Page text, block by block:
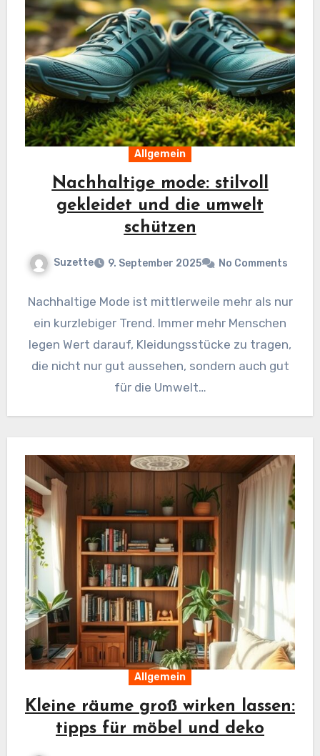
Allgemein
Nachhaltige mode: stilvoll
gekleidet und die umwelt
schützen
Suzette 9. September 2025 No Comments
Nachhaltige Mode ist mittlerweile mehr als nur
ein kurzlebiger Trend. Immer mehr Menschen
legen Wert darauf, Kleidungsstücke zu tragen,
die nicht nur gut aussehen, sondern auch gut
für die Umwelt…
Allgemein
Kleine räume groß wirken lassen:
tipps für möbel und deko